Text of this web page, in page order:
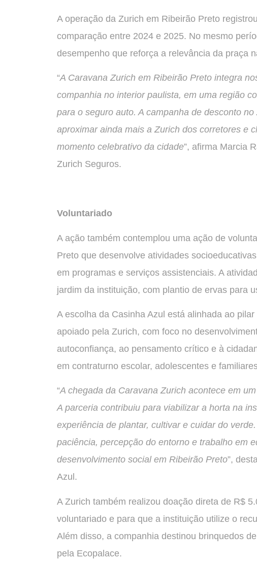
A operação da Zurich em Ribeirão Preto
comparação entre 2024 e 2025. No mesmo
desempenho que reforça a relevância da praça
“A Caravana Zurich em Ribeirão Preto integra
companhia no interior paulista, em uma região
para o seguro auto. A campanha de desconto
aproximar ainda mais a Zurich dos corretores e
momento celebrativo da cidade”, afirma Marcia
Zurich Seguros.
Voluntariado
A ação também contemplou uma ação de
Preto que desenvolve atividades
em programas e serviços assistenciais. A
jardim da instituição, com plantio de ervas para
A escolha da Casinha Azul está alinhada ao
apoiado pela Zurich, com foco no
autoconfiança, ao pensamento crítico e à
em contraturno escolar, adolescentes e
“A chegada da Caravana Zurich acontece em
A parceria contribuiu para viabilizar a horta na
experiência de plantar, cultivar e cuidar do
paciência, percepção do entorno e trabalho em
desenvolvimento social em Ribeirão Preto”,
Azul.
A Zurich também realizou doação direta de R$
voluntariado e para que a instituição utilize o
Além disso, a companhia destinou brinquedos
pela Ecopalace.